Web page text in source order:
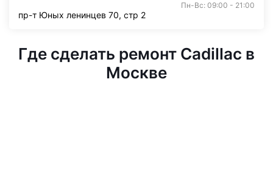
Пн-Вс: 09:00 - 21:00
пр-т Юных ленинцев 70, стр 2
Где сделать ремонт Cadillac в
Москве